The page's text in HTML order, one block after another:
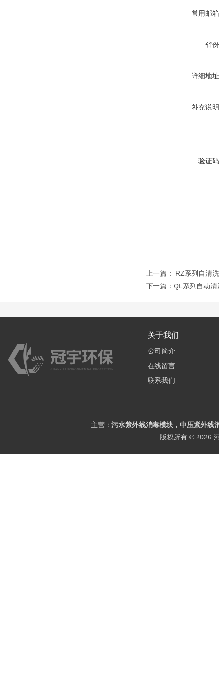
常用邮
省
详细地
补充说
验证
上一篇： RZ系列自清
下一篇： QL系列自动
关于我们
公司简介
在线留言
联系我们
主营： 污水紫外线消毒模块，中压紫外线
版权所有 © 2026